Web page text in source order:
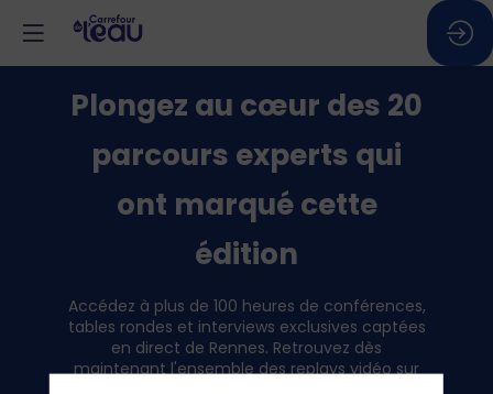
Plongez au cœur des 20
parcours experts qui
ont marqué cette
édition
Accédez à plus de 100 heures de conférences,
tables rondes et interviews exclusives captées
en direct de Rennes. Retrouvez dès
maintenant l'ensemble des replays vidéo sur